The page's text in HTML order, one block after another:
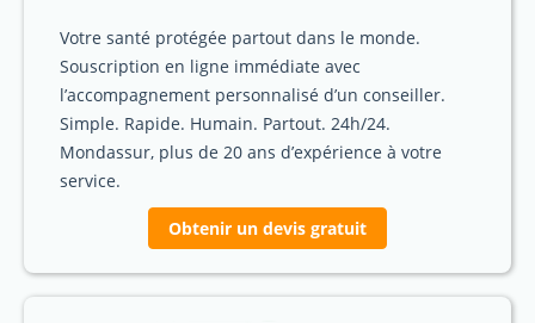
Votre santé protégée partout dans le monde.
Souscription en ligne immédiate avec
l’accompagnement personnalisé d’un conseiller.
Simple. Rapide. Humain. Partout. 24h/24.
Mondassur, plus de 20 ans d’expérience à votre
service.
Obtenir un devis gratuit